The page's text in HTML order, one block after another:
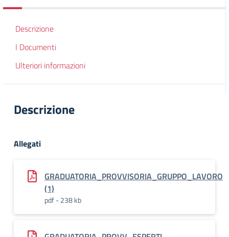
Descrizione
I Documenti
Ulteriori informazioni
Descrizione
Allegati
GRADUATORIA_PROVVISORIA_GRUPPO_LAVORO
(1)
pdf - 238 kb